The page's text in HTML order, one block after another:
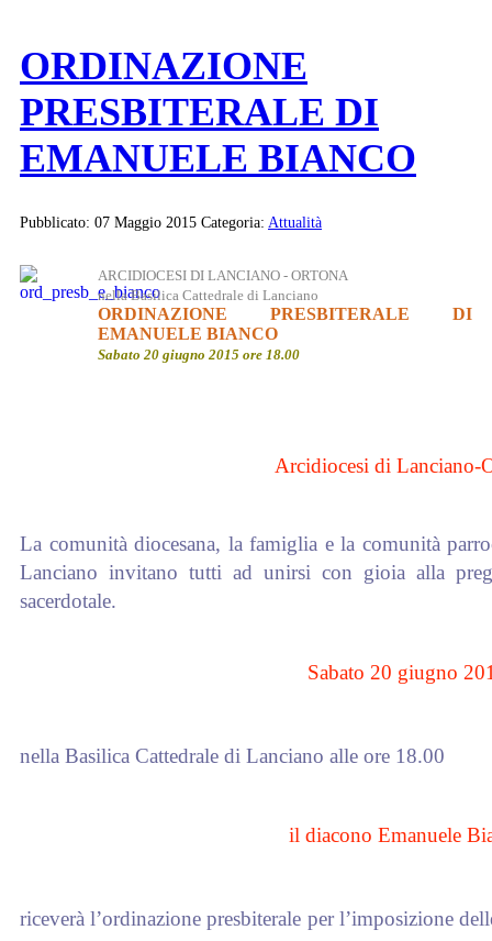
ORDINAZIONE
PRESBITERALE DI
EMANUELE BIANCO
Pubblicato: 07 Maggio 2015 Categoria: Attualità
ARCIDIOCESI DI LANCIANO - ORTONA
nella Basilica Cattedrale di Lanciano
ORDINAZIONE PRESBITERALE DI
EMANUELE BIANCO
Sabato 20 giugno 2015 ore 18.00
Arcidiocesi di Lanciano-
La comunità diocesana, la famiglia e la comunità
Lanciano invitano tutti ad unirsi con gioia alla
sacerdotale.
Sabato 20 giugno
nella Basilica Cattedrale di Lanciano alle ore 18.00
il diacono Emanuele
riceverà l’ordinazione presbiterale per l’imposizione